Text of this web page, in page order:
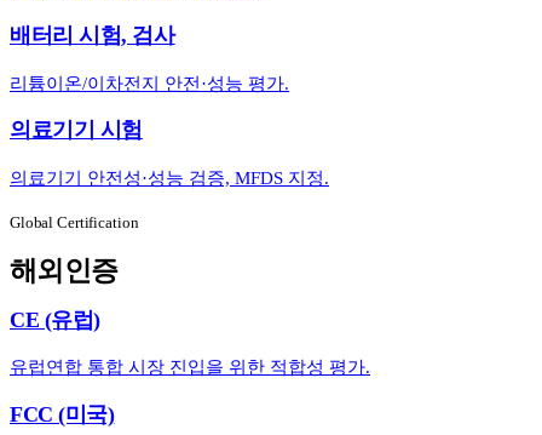
배터리 시험, 검사
리튬이온/이차전지 안전·성능 평가.
의료기기 시험
의료기기 안전성·성능 검증, MFDS 지정.
Global Certification
해외인증
CE (유럽)
유럽연합 통합 시장 진입을 위한 적합성 평가.
FCC (미국)